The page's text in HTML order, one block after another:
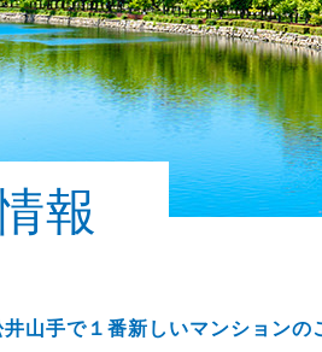
報
山手で１番新しいマンションの